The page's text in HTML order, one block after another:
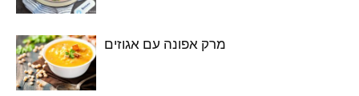
מרק אפונה עם אגוזים